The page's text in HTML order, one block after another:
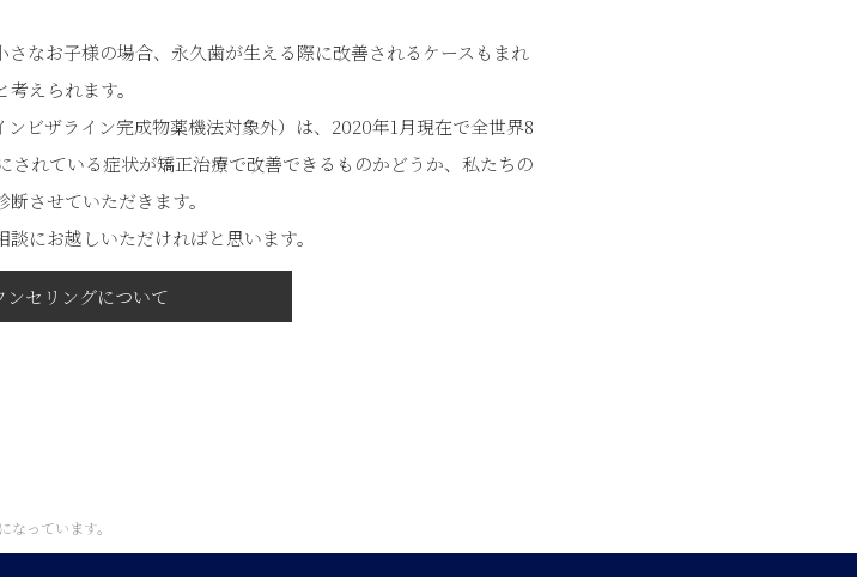
なお子様の場合、永久歯が生える際に改善されるケースもまれ
えられます。
ビザライン完成物薬機法対象外）は、2020年1月現在で全世界8
れている症状が矯正治療で改善できるものかどうか、私たちの
させていただきます。
にお越しいただければと思います。
ンセリングについて
っています。